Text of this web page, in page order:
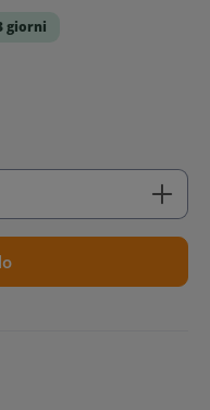
giorni
la quantità